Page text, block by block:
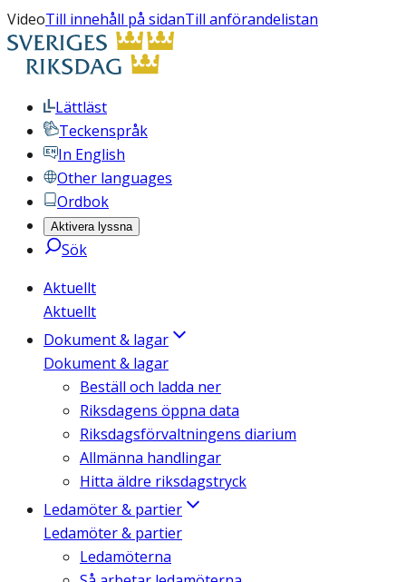
VideoTill innehåll på sidanTill anförandelistan
Lättläst
Teckenspråk
In English
Other languages
Ordbok
Aktivera lyssna
Sök
Aktuellt
Aktuellt
Dokument & lagar
Dokument & lagar
Beställ och ladda ner
Riksdagens öppna data
Riksdagsförvaltningens diarium
Allmänna handlingar
Hitta äldre riksdagstryck
Ledamöter & partier
Ledamöter & partier
Ledamöterna